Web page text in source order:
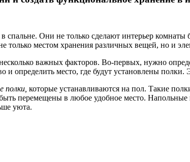
Они не только сделают интерьер
только местом хранения различных вещей, но и
важных факторов. Во-первых, нужно
и определить место, где будут установлены
полки, которые устанавливаются на пол. Такие
перемещены в любое удобное место. Напольные
уюта.